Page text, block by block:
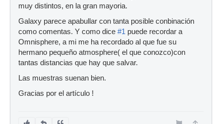
muy distintos, en la gran mayoria.
Galaxy parece apabullar con tanta posible conbinación
como comentas. Y como dice #1 puede recordar a
Omnisphere, a mi me ha recordado al que fue su
hermano pequeño atmosphere( el que conozco)con
tantas distancias que hay que salvar.
Las muestras suenan bien.
Gracias por el artículo !